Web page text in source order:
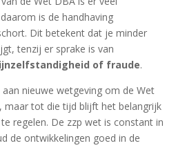
is de handhaving
Dit betekent dat je minder
tenzij er sprake is van
of fraude.
nieuwe wetgeving om de Wet
maar tot die tijd blijft het belangrijk
regelen. De zzp wet is constant in
de ontwikkelingen goed in de